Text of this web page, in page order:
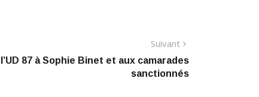
Suivant
suivant
:
87 à Sophie Binet et aux camarades
sanctionnés